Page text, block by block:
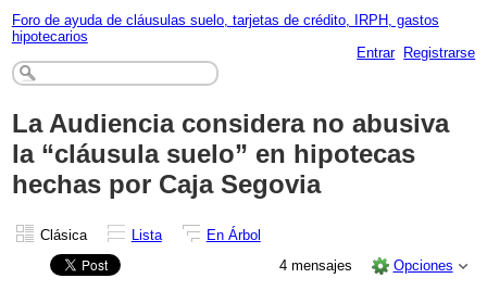
Foro de ayuda de cláusulas suelo, tarjetas de crédito, IRPH, gastos
hipotecarios
Entrar
Registrarse
La Audiencia considera no abusiva
la “cláusula suelo” en hipotecas
hechas por Caja Segovia
Clásica Lista
En Árbol
4 mensajes
Opciones